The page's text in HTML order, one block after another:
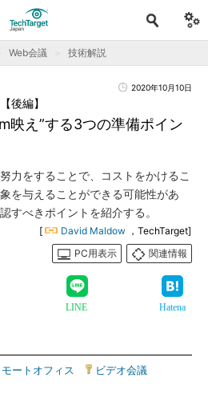
Web会議 技術解説
2020年10月10日
映え”する3つの準備ポイン
後編】
力をすることで、コストをかけるこ
を与えることができる可能性があ
すべきポイントを紹介する。
[ David Maldow ，TechTarget]
PC用表示
関連情報
LINE Hatena
モートオフィス ビデオ会議